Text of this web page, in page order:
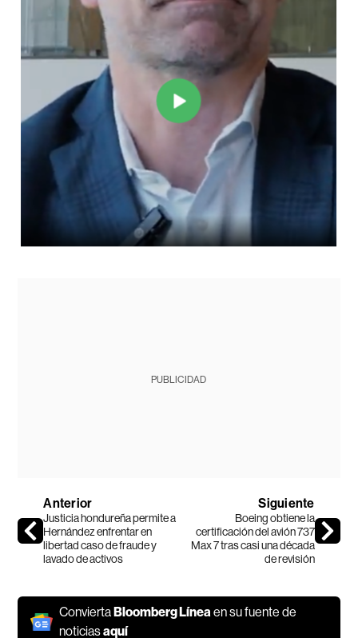
PUBLICIDAD
Anterior
Justicia hondureña permite a
Hernández enfrentar en
libertad caso de fraude y
lavado de activos
Siguiente
Boeing obtiene la
certificación del avión 737
Max 7 tras casi una década
de revisión
ConviertaBloomberg Líneaen su fuente de
noticiasaquí